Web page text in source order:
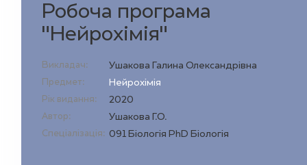
Робоча програма
"Нейрохімія"
Викладач: Ушакова Галина Олександрівна
Предмет: Нейрохімія
Рік видання: 2020
Автор: Ушакова Г.О.
Спеціалізація: 091 Біологія PhD Біологія